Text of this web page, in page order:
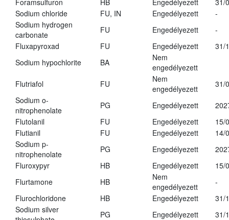
Foramsulfuron HB Engedélyezett
31/
Sodium chloride
FU, IN Engedélyezett
-
Sodium hydrogen
carbonate
FU Engedélyezett
-
Fluxapyroxad
FU Engedélyezett
31/
Sodium hypochlorite
BA
Nem
engedélyezett
Flutriafol
FU
Nem
engedélyezett
31/
Sodium o-
nitrophenolate
PG Engedélyezett
Flutolanil
FU Engedélyezett
15/
Flutianil
FU Engedélyezett
14/
Sodium p-
nitrophenolate
PG Engedélyezett
Fluroxypyr
HB Engedélyezett
15/
Flurtamone
HB
Nem
engedélyezett
-
Flurochloridone
HB Engedélyezett
31/
Sodium silver
PG Engedélyezett
31/